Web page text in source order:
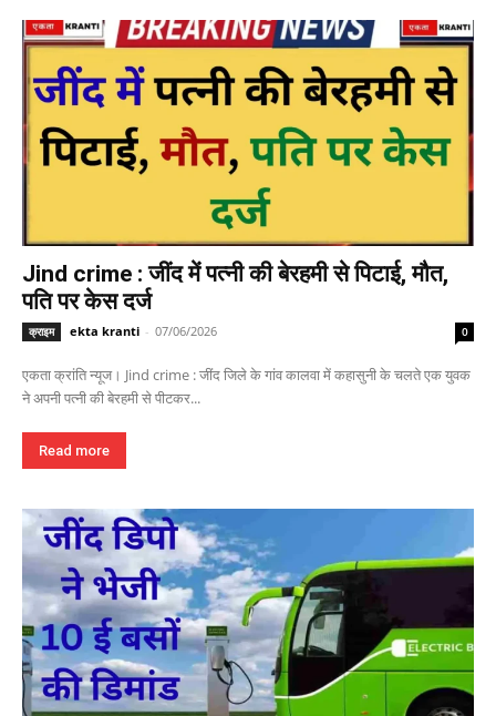
Jind crime : जींद में पत्नी की बेरहमी से पिटाई, मौत,
पति पर केस दर्ज
क्राइम ekta kranti - 07/06/2026 0
एकता क्रांति न्यूज। Jind crime : जींद जिले के गांव कालवा में कहासुनी के चलते एक युवक
ने अपनी पत्नी की बेरहमी से पीटकर...
Read more